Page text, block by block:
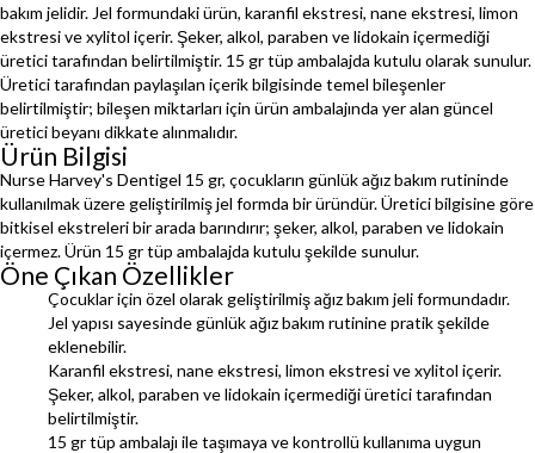
bakım jelidir. Jel formundaki ürün, karanfil ekstresi, nane ekstresi, limon
ekstresi ve xylitol içerir. Şeker, alkol, paraben ve lidokain içermediği
üretici tarafından belirtilmiştir. 15 gr tüp ambalajda kutulu olarak sunulur.
Üretici tarafından paylaşılan içerik bilgisinde temel bileşenler
belirtilmiştir; bileşen miktarları için ürün ambalajında yer alan güncel
üretici beyanı dikkate alınmalıdır.
Ürün Bilgisi
Nurse Harvey's Dentigel 15 gr, çocukların günlük ağız bakım rutininde
kullanılmak üzere geliştirilmiş jel formda bir üründür. Üretici bilgisine göre
bitkisel ekstreleri bir arada barındırır; şeker, alkol, paraben ve lidokain
içermez. Ürün 15 gr tüp ambalajda kutulu şekilde sunulur.
Öne Çıkan Özellikler
Çocuklar için özel olarak geliştirilmiş ağız bakım jeli formundadır.
Jel yapısı sayesinde günlük ağız bakım rutinine pratik şekilde
eklenebilir.
Karanfil ekstresi, nane ekstresi, limon ekstresi ve xylitol içerir.
Şeker, alkol, paraben ve lidokain içermediği üretici tarafından
belirtilmiştir.
15 gr tüp ambalajı ile taşımaya ve kontrollü kullanıma uygun